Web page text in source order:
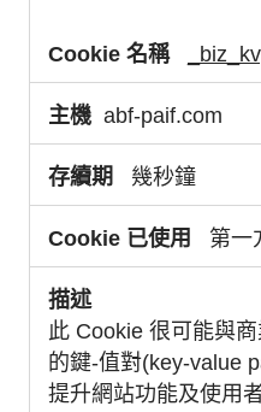
abf-paif.com
幾秒鐘
第一
此 Cookie 很可能與
的鍵-值對(key-value
提升網站功能及使用